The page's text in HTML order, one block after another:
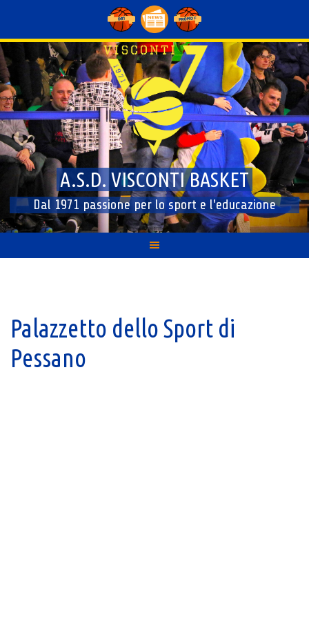
content
A.S.D. VISCONTI BASKET
Dal 1971 passione per lo sport e l'educazione
Palazzetto dello Sport di
Pessano